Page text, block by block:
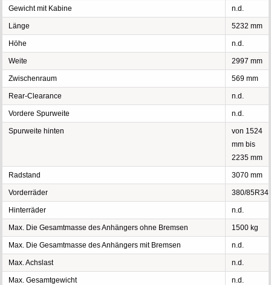
Gewicht mit Kabine n.d.
Länge 5232 mm
Höhe n.d.
Weite 2997 mm
Zwischenraum 569 mm
Rear-Clearance n.d.
Vordere Spurweite n.d.
Spurweite hinten
von 1524
mm bis
2235 mm
Radstand 3070 mm
Vorderräder 380/85R34
Hinterräder n.d.
Max. Die Gesamtmasse des Anhängers ohne Bremsen 1500 kg
Max. Die Gesamtmasse des Anhängers mit Bremsen n.d.
Max. Achslast n.d.
Max. Gesamtgewicht n.d.